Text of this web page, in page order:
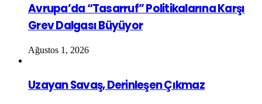
Avrupa’da “Tasarruf” Politikalarına Karşı
Grev Dalgası Büyüyor
Ağustos 1, 2026
Uzayan Savaş, Derinleşen Çıkmaz